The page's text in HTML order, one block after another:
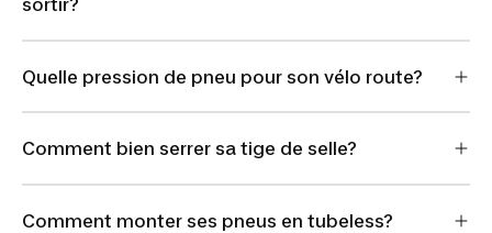
sortir?
Quelle pression de pneu pour son vélo route?
Comment bien serrer sa tige de selle?
Comment monter ses pneus en tubeless?